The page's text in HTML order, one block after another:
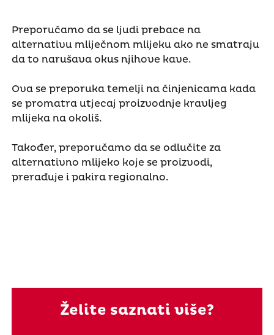
Preporučamo da se ljudi prebace na
alternativu mliječnom mlijeku ako ne smatraju
da to narušava okus njihove kave.
Ova se preporuka temelji na činjenicama kada
se promatra utjecaj proizvodnje kravljeg
mlijeka na okoliš.
Također, preporučamo da se odlučite za
alternativno mlijeko koje se proizvodi,
prerađuje i pakira regionalno.
Želite saznati više?